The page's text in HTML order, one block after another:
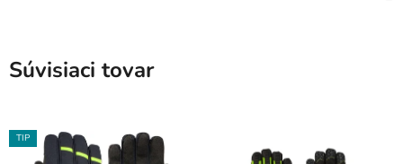
Súvisiaci tovar
TIP